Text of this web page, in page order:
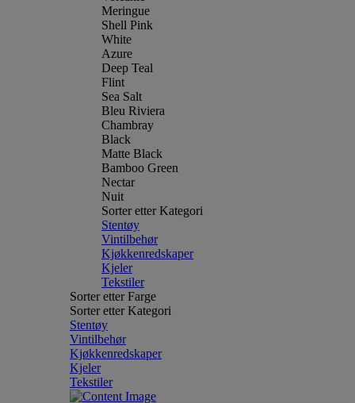
Meringue
Shell Pink
White
Azure
Deep Teal
Flint
Sea Salt
Bleu Riviera
Chambray
Black
Matte Black
Bamboo Green
Nectar
Nuit
Sorter etter Kategori
Stentøy
Vintilbehør
Kjøkkenredskaper
Kjeler
Tekstiler
Sorter etter Farge
Sorter etter Kategori
Stentøy
Vintilbehør
Kjøkkenredskaper
Kjeler
Tekstiler